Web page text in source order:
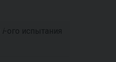
i-ого испытания